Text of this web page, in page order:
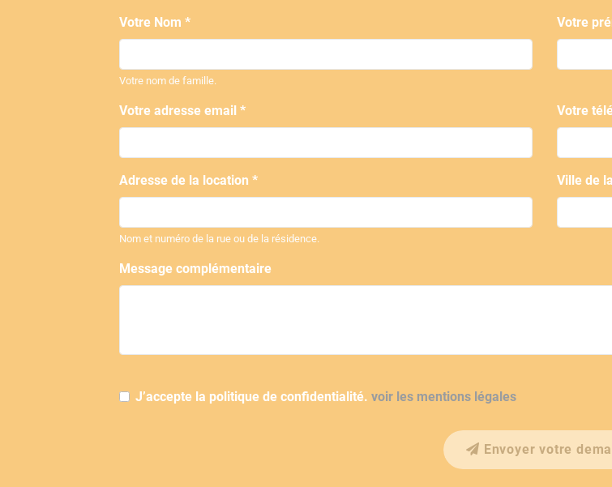
Votre Nom *
Votre nom de famille.
Votre
Votre adresse email * Votre
Adresse de la location *
Nom et numéro de la rue ou de la résidence.
Ville de
Message complémentaire
J’accepte la politique de confidentialité. voir les mentions légales
Envoyer votre